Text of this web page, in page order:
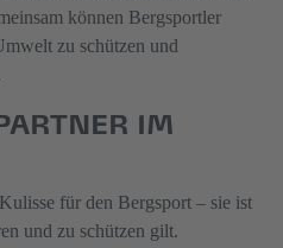
können Bergsportler
zu schützen und
IM
für den Bergsport – sie ist
und zu schützen gilt.